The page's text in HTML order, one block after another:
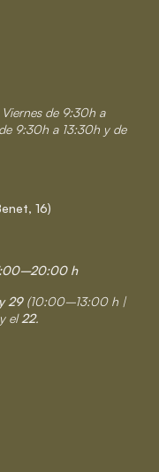
de 9:30h a
9:30h a 13:30h y de
16)
h
29 (10:00–13:00 h |
el22.